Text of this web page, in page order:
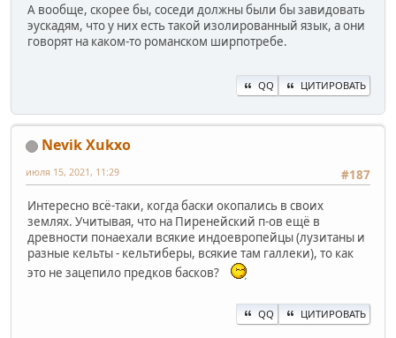
А вообще, скорее бы, соседи должны были бы завидовать
эускадям, что у них есть такой изолированный язык, а они
говорят на каком-то романском ширпотребе.
QQ ЦИТИРОВАТЬ
Nevik Xukxo
#187
июля 15, 2021, 11:29
Интересно всё-таки, когда баски окопались в своих
землях. Учитывая, что на Пиренейский п-ов ещё в
древности понаехали всякие индоевропейцы (лузитаны и
разные кельты - кельтиберы, всякие там галлеки), то как
это не зацепило предков басков?
QQ ЦИТИРОВАТЬ